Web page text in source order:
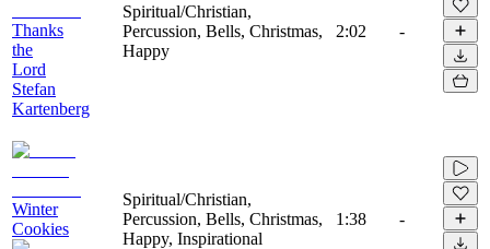
Thanks
the
Lord
Stefan
Kartenberg
Spiritual/Christian,
Percussion, Bells, Christmas,
Happy
2:02 -
Winter
Cookies
Spiritual/Christian,
Percussion, Bells, Christmas,
Happy, Inspirational
1:38 -